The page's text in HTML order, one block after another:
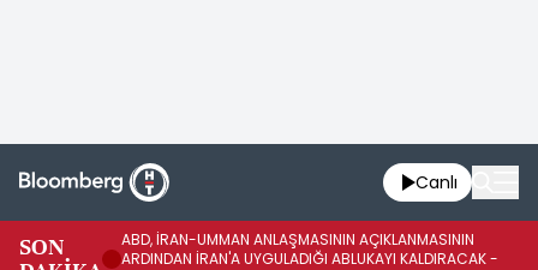
Canlı
SON
ABD, İRAN-UMMAN ANLAŞMASININ AÇIKLANMASININ
ARDINDAN İRAN'A UYGULADIĞI ABLUKAYI KALDIRACAK -